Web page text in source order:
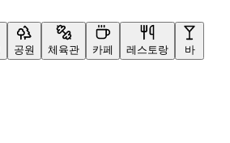
공원 체육관 카페 레스토랑 바